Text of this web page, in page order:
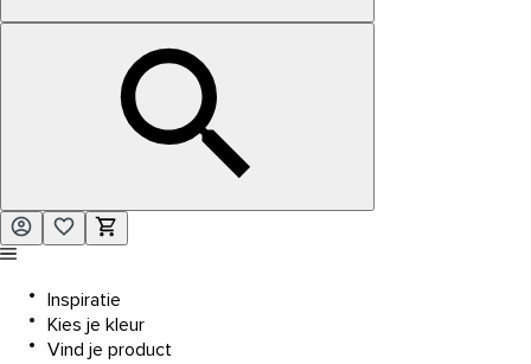
Inspiratie
Kies je kleur
Vind je product